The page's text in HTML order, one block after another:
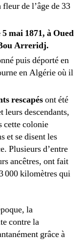
de l’âge de 33
5 mai 1871, àOued
Arreridj.
puis déporté en
en Algérie où il
rescapésont été
leurs descendants,
cette colonie
et se disent les
Plusieurs d’entre
ancêtres, ont fait
000 kilomètres qui
la
contre la
grâce à